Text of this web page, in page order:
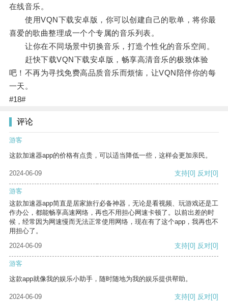
在线音乐。
使用VQN下载安卓版，你可以创建自己的歌单，将你最
喜爱的歌曲整理成一个个专属的音乐列表。
让你在不同场景中切换音乐，打造个性化的音乐空间。
赶快下载VQN下载安卓版，畅享高清音乐的极致体验
吧！不再为寻找免费高品质音乐而烦恼，让VQN陪伴你的每
一天。
#18#
评论
游客
这款加速器app的价格有点贵，可以适当降低一些，这样会更加亲民。
2024-06-09 支持[0] 反对[0]
游客
这款加速器app简直是居家旅行必备神器，无论是看视频、玩游戏还是工
作办公，都能畅享高速网络，再也不用担心网速卡顿了。以前出差的时
候，经常因为网速慢而无法正常使用网络，现在有了这个app，我再也不
用担心了。
2024-06-09
支持[0] 反对[0]
游客
这款app就像我的娱乐小助手，随时随地为我的娱乐提供帮助。
2024-06-09 支持[0] 反对[0]